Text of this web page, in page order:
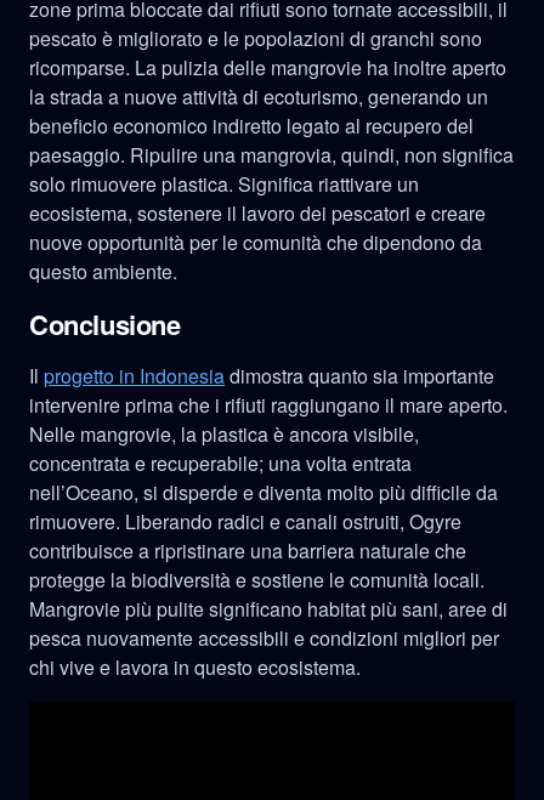
zone prima bloccate dai rifiuti sono tornate accessibili, il
pescato è migliorato e le popolazioni di granchi sono
ricomparse. La pulizia delle mangrovie ha inoltre aperto
la strada a nuove attività di ecoturismo, generando un
beneficio economico indiretto legato al recupero del
paesaggio. Ripulire una mangrovia, quindi, non significa
solo rimuovere plastica. Significa riattivare un
ecosistema, sostenere il lavoro dei pescatori e creare
nuove opportunità per le comunità che dipendono da
questo ambiente.
Conclusione
Il progetto in Indonesiadimostra quanto sia importante
intervenire prima che i rifiuti raggiungano il mare aperto.
Nelle mangrovie, la plastica è ancora visibile,
concentrata e recuperabile; una volta entrata
nell’Oceano, si disperde e diventa molto più difficile da
rimuovere. Liberando radici e canali ostruiti, Ogyre
contribuisce a ripristinare una barriera naturale che
protegge la biodiversità e sostiene le comunità locali.
Mangrovie più pulite significano habitat più sani, aree di
pesca nuovamente accessibili e condizioni migliori per
chi vive e lavora in questo ecosistema.